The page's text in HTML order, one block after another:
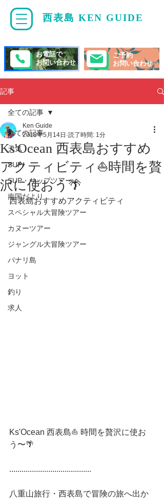
西表島 KEN GUIDE
ご予約
お問い合わせ
お電話で
お問い合わせ
記事
全ての記事
天気
SUP/
SUP・サップツアー
南国だより
スペシャル大冒険ツアー
カヌーツアー
ジャングル大冒険ツアー
パナリ島
ヨット
釣り
求人
全ての記事
Ks'Ocean 西表島おすすめ
アクティビティ⛵️時間を贅
沢に使おう🌴
Ken Guide
2018年5月14日 読了時間: 1分
西表島おすすめアクティビティ
Ks'Ocean 西表島⛵️ 時間を贅沢に使お
う〜🌴
........................................
八重山旅行・西表島で冒険の旅へ出か